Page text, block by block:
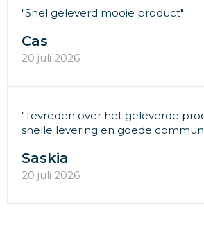
"Snel geleverd mooie product"
Cas
20 juli 2026
"Tevreden over het geleverde
snelle levering en goede
Saskia
20 juli 2026